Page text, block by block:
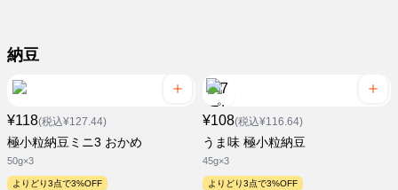
納豆
¥118(税込¥127.44)
極小粒納豆ミニ3 おかめ
50g×3
よりどり3点で3%OFF
¥108(税込¥116.64)
うま味 極小粒納豆
45g×3
よりどり3点で3%OFF